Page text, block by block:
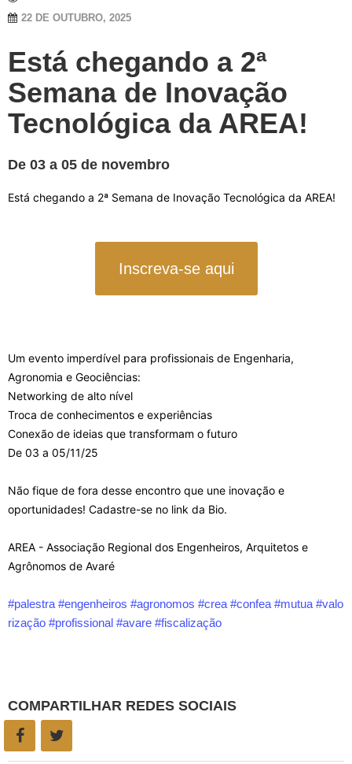
22 DE OUTUBRO, 2025
Está chegando a 2ª
Semana de Inovação
Tecnológica da AREA!
De 03 a 05 de novembro
Está chegando a 2ª Semana de Inovação Tecnológica da AREA!
Inscreva-se aqui
Um evento imperdível para profissionais de Engenharia,
Agronomia e Geociências:
Networking de alto nível
Troca de conhecimentos e experiências
Conexão de ideias que transformam o futuro
De 03 a 05/11/25
Não fique de fora desse encontro que une inovação e
oportunidades! Cadastre-se no link da Bio.
AREA - Associação Regional dos Engenheiros, Arquitetos e
Agrônomos de Avaré
#palestra #engenheiros #agronomos #crea #confea #mutua #valo
rização #profissional #avare #fiscalização
COMPARTILHAR REDES SOCIAIS